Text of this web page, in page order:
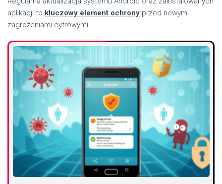
aplikacji to kluczowy element ochrony przed nowymi
zagrożeniami cyfrowymi.